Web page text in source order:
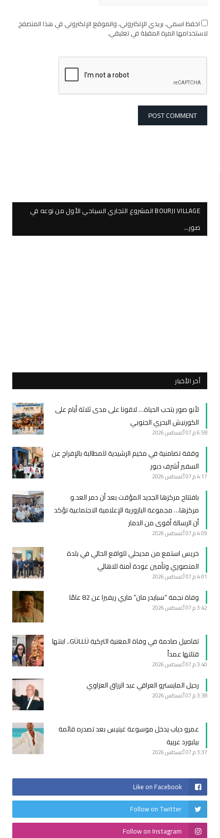
احفظ اسمي، بريدي الإلكتروني، والموقع الإلكتروني في هذا المتصفح
لاستخدامها المرة المقبلة في تعليقي.
BOURJI VILLAGE المشروع التجاري السياحي الأول من نوعه في
صور…
أخر الأخبار
لأنو صور بتحب الحياة… لاقونا على مدى ثلاثة أيام على
الكورنيش البحري الجنوبي
6:58 م 07 أغسطس 2026
وقفة تضامنية في مخيم الرشيدية للمطالبة بالإفراج عن
السفير أشرف دبور
4:17 م 07 أغسطس 2026
بافتتاح مركزها الجديد المؤقت بعد أن دمر العد.و
مركزها… مجموعة البازورية الإعلامية الاجتماعية تؤكد
أن الرسالة أقوى من الدمار
4:09 م 07 أغسطس 2026
خريس استمع من مديحلي للواقع الحالي في بلدة
المنصوري وتأمين عودة آمنة للاهالي
4:01 م 07 أغسطس 2026
وفاة نجمة “سبايدر مان” ماري ريفيرا عن 82 عامًا
3:42 م 07 أغسطس 2026
تفاصيل صادمة في وفاة المغنية التركية GÜLLÜ.. ابنتها
قتلتها عمداً
3:40 م 07 أغسطس 2026
رحيل المايسترو العراقي عبد الرزاق العزاوي
3:38 م 07 أغسطس 2026
عمرو دياب يدخل موسوعة غينيس بعد تصدره قائمة
بيلبورد عربية
3:37 م 07 أغسطس 2026
Like on Facebook
Follow on Twitter
Follow on Instagram